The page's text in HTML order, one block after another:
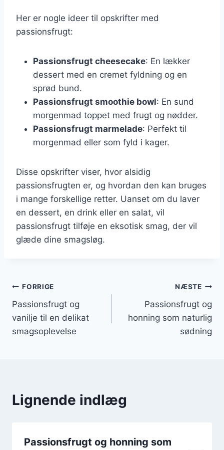
Her er nogle ideer til opskrifter med
passionsfrugt:
Passionsfrugt cheesecake: En lækker
dessert med en cremet fyldning og en
sprød bund.
Passionsfrugt smoothie bowl: En sund
morgenmad toppet med frugt og nødder.
Passionsfrugt marmelade: Perfekt til
morgenmad eller som fyld i kager.
Disse opskrifter viser, hvor alsidig
passionsfrugten er, og hvordan den kan bruges
i mange forskellige retter. Uanset om du laver
en dessert, en drink eller en salat, vil
passionsfrugt tilføje en eksotisk smag, der vil
glæde dine smagsløg.
Indlægsnavigation
FORRIGE
Passionsfrugt og
vanilje til en delikat
smagsoplevelse
NÆSTE
Passionsfrugt og
honning som naturlig
sødning
Lignende indlæg
Passionsfrugt og honning som